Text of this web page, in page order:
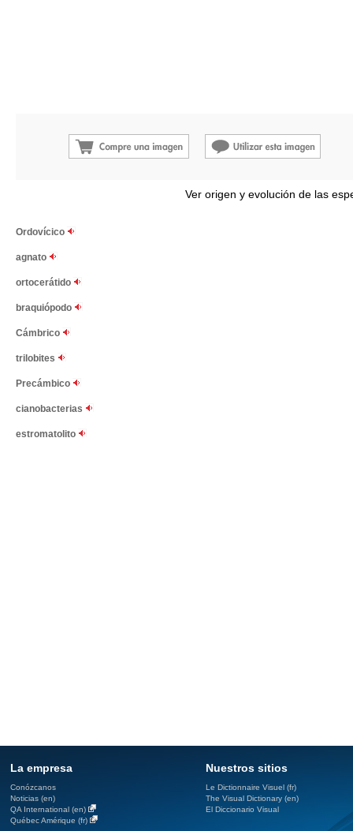
Ver origen y evolución de las
Ordovícico
agnato
ortocerátido
braquiópodo
Cámbrico
trilobites
Precámbico
cianobacterias
estromatolito
La empresa
Conózcanos
Noticias (en)
QA International (en)
Québec Amérique (fr)
Nuestros sitios
Le Dictionnaire Visuel (fr)
The Visual Dictionary (en)
El Diccionario Visual